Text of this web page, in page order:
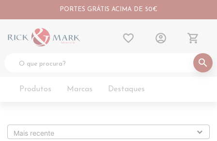
PORTES GRÁTIS ACIMA DE 50€
search
favorite_border account_circle shopping_cart
Produtos Marcas Destaques